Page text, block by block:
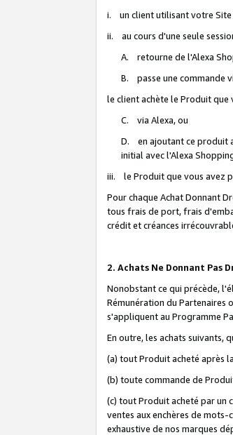
i. un client utilisant votre Site
ii. au cours d'une seule
A. retourne de l'Alexa
B. passe une commande
le client achète le Produit que
C. via Alexa, ou
D. en ajoutant ce produit
initial avec l'Alexa
iii. le Produit que vous avez
Pour chaque Achat Donnant
tous frais de port, frais
crédit et créances
2. Achats Ne Donnant Pas
Nonobstant ce qui précède,
Rémunération du Partenaires
s'appliquent au Programme
En outre, les achats suivants,
(a) tout Produit acheté après
(b) toute commande de
(c) tout Produit acheté par un
ventes aux enchères de
exhaustive de nos marques